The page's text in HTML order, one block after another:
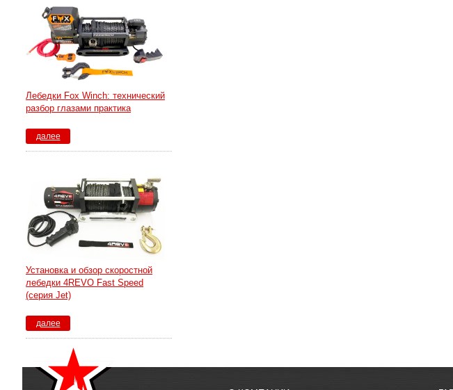
Лебедки Fox Winch: технический
разбор глазами практика
далее
Установка и обзор скоростной
лебедки 4REVO Fast Speed
(серия Jet)
далее